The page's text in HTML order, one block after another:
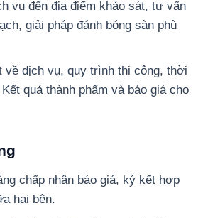
vụ đến địa điểm khảo sát, tư vấn
giải pháp đánh bóng sàn phù
về dịch vụ, quy trình thi công, thời
quả thành phẩm và báo giá cho
chấp nhận báo giá, ký kết hợp
hai bên.